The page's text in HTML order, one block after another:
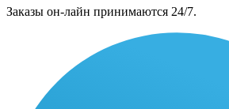
Заказы он-лайн принимаются 24/7.